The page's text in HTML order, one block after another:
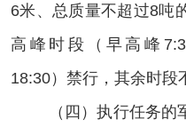
6米、总质量不超过8吨
高峰时段（早高峰
18:30）禁行， 其余时段
（四）执行任务